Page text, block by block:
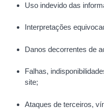
Uso indevido das
Interpretações
Danos decorrentes de
Falhas,
site;
Ataques de terceiros,